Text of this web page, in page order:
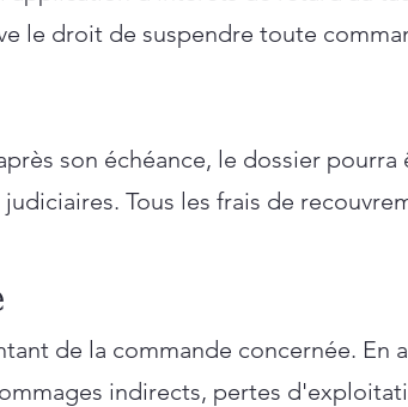
le droit de suspendre toute
son échéance, le dossier pourra
Tous les frais de
de la commande concernée. En
indirects, pertes